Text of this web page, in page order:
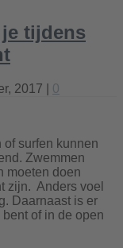
tijdens
2017 | 0
surfen kunnen
Zwemmen
moeten doen
zijn. Anders voel
Daarnaast is er
of in de open